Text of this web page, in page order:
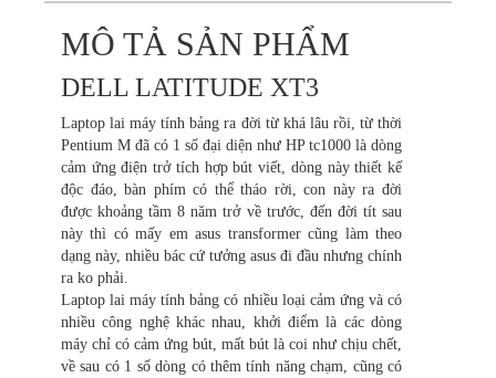
MÔ TẢ SẢN PHẨM
DELL LATITUDE XT3
Laptop lai máy tính bảng ra đời từ khá lâu rồi, từ thời
Pentium M đã có 1 số đại diện như HP tc1000 là dòng
cảm ứng điện trở tích hợp bút viết, dòng này thiết kế
độc đáo, bàn phím có thể tháo rời, con này ra đời
được khoảng tầm 8 năm trở về trước, đến đời tít sau
này thì có mấy em asus transformer cũng làm theo
dạng này, nhiều bác cứ tưởng asus đi đầu nhưng chính
ra ko phải.
Laptop lai máy tính bảng có nhiều loại cảm ứng và có
nhiều công nghệ khác nhau, khởi điểm là các dòng
máy chỉ có cảm ứng bút, mất bút là coi như chịu chết,
về sau có 1 số dòng có thêm tính năng chạm, cũng có